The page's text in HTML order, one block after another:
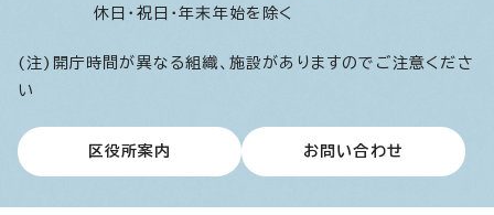
休日・祝日・年末年始を除く
(注)開庁時間が異なる組織、施設がありますのでご注意くださ
い
区役所案内 お問い合わせ